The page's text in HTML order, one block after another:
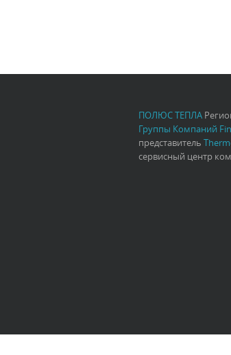
ПОЛЮС ТЕПЛА
Группы Компаний
представитель
сервисный центр